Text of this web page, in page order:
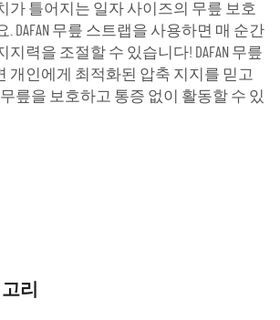
가 틀어지는 일자 사이즈의 무릎 보호
DAFAN 무릎 스트랩을 사용하면 매 순간
력을 조절할 수 있습니다! DAFAN 무릎
개인에게 최적화된 압축 지지를 믿고
릎을 보호하고 통증 없이 활동할 수 있
리